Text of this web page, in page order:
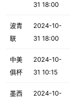
31 18:00
波青
联
2024-10-
31 18:00
中美
俱杯
2024-10-
31 10:15
墨西
2024-10-